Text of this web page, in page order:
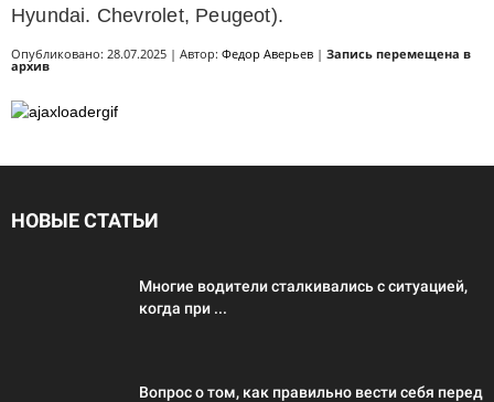
Hyundai. Chevrolet, Peugeot).
Опубликовано: 28.07.2025 | Автор: Федор Аверьев | Запись перемещена в
архив
НОВЫЕ СТАТЬИ
Многие водители сталкивались с ситуацией,
когда при ...
Вопрос о том, как правильно вести себя перед